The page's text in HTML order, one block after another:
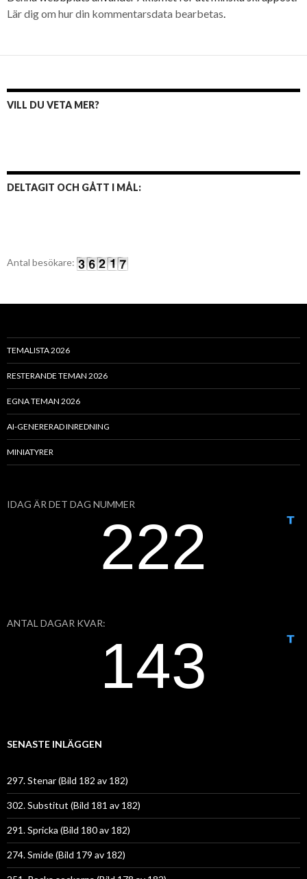
Lär dig om hur din kommentarsdata bearbetas.
VILL DU VETA MER?
DELTAGIT OCH GÅTT I MÅL:
Antal besökare:
TEMALISTA 2026
RESTERANDE TEMAN 2026
EGNA TEMAN 2026
AI-GENERERAD INREDNING
MINIATYRER
IDAG ÄR DET DAG NUMMER
ANTAL DAGAR KVAR:
SENASTE INLÄGGEN
297. Stenar (Bild 182 av 182)
302. Substitut (Bild 181 av 182)
291. Spricka (Bild 180 av 182)
274. Smide (Bild 179 av 182)